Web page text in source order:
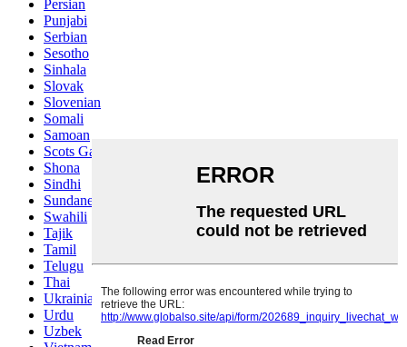
Persian
Punjabi
Serbian
Sesotho
Sinhala
Slovak
Slovenian
Somali
Samoan
Scots Gaelic
Shona
Sindhi
Sundanese
Swahili
Tajik
Tamil
Telugu
Thai
Ukrainian
Urdu
Uzbek